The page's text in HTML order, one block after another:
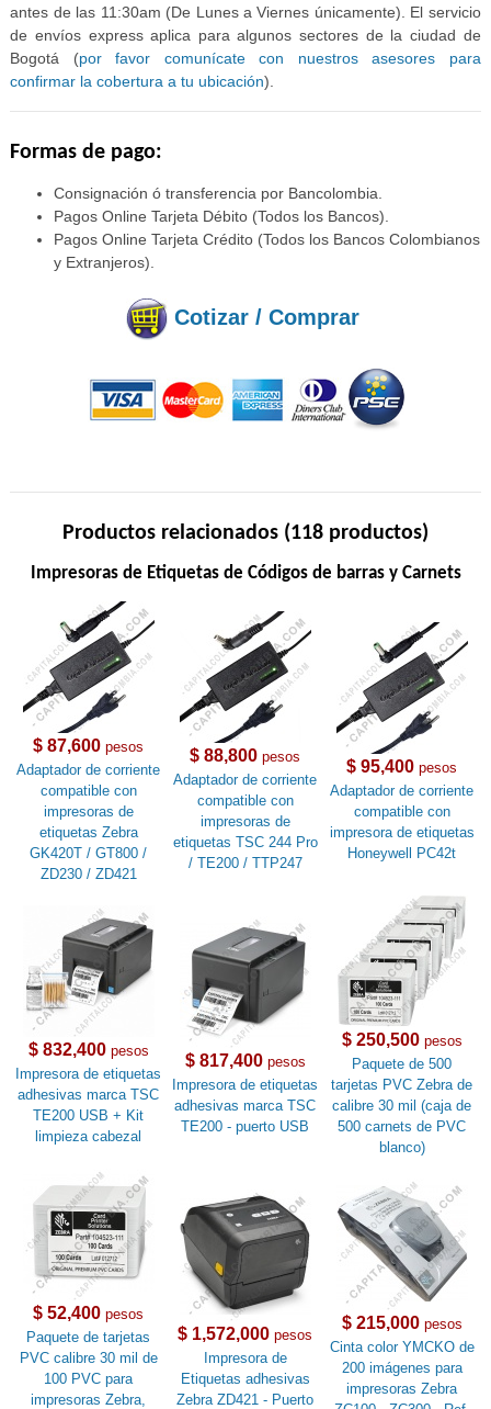
antes de las 11:30am (De Lunes a Viernes únicamente). El servicio
de envíos express aplica para algunos sectores de la ciudad de
Bogotá (por favor comunícate con nuestros asesores para
confirmar la cobertura a tu ubicación).
Formas de pago:
Consignación ó transferencia por Bancolombia.
Pagos Online Tarjeta Débito (Todos los Bancos).
Pagos Online Tarjeta Crédito (Todos los Bancos Colombianos
y Extranjeros).
Cotizar / Comprar
Productos relacionados (118 productos)
Impresoras de Etiquetas de Códigos de barras y Carnets
$ 87,600 pesos
Adaptador de corriente
compatible con
impresoras de
etiquetas Zebra
GK420T / GT800 /
ZD230 / ZD421
$ 88,800 pesos
Adaptador de corriente
compatible con
impresoras de
etiquetas TSC 244 Pro
/ TE200 / TTP247
$ 95,400 pesos
Adaptador de corriente
compatible con
impresora de etiquetas
Honeywell PC42t
$ 832,400pesos
Impresora de etiquetas
adhesivas marca TSC
TE200 USB + Kit
limpieza cabezal
$ 817,400pesos
Impresora de etiquetas
adhesivas marca TSC
TE200 - puerto USB
$ 250,500pesos
Paquete de 500
tarjetas PVC Zebra de
calibre 30 mil (caja de
500 carnets de PVC
blanco)
$ 52,400 pesos
Paquete de tarjetas
PVC calibre 30 mil de
100 PVC para
impresoras Zebra,
$ 1,572,000 pesos
Impresora de
Etiquetas adhesivas
Zebra ZD421 - Puerto
$ 215,000pesos
Cinta color YMCKO de
200 imágenes para
impresoras Zebra